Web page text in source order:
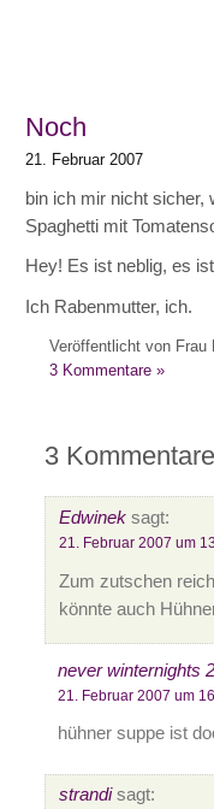
Noch
21. Februar 2007
bin ich mir nicht sicher,
Spaghetti mit
Hey! Es ist neblig, es
Ich Rabenmutter, ich.
Veröffentlicht von Frau
3 Kommentare »
3
Edwineksagt:
21. Februar 2007 um
Zum zutschen
könnte auch
never winternights
21. Februar 2007 um
hühner suppe ist
strandisagt: